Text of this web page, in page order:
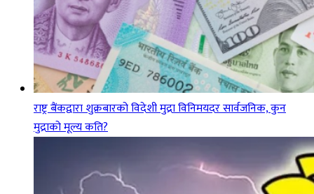
राष्ट्र बैंकद्वारा शुक्रबारको विदेशी मुद्रा विनिमयदर सार्वजनिक, कुन
मुद्राको मूल्य कति?